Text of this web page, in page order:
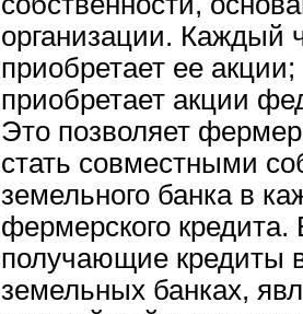
организации. Каждый
приобретает ее
приобретает акции
Это позволяет
стать совместными
земельного банка в
фермерского
получающие кредиты
земельных банках,